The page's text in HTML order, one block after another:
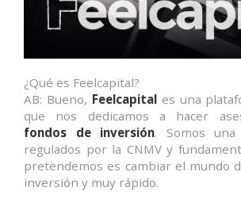
¿Qué es Feelcapital?
AB: Bueno, Feelcapitales una
que nos dedicamos a hacer
fondos de inversión. Somos una
regulados por la CNMV y
pretendemos es cambiar el mundo
inversión y muy rápido.